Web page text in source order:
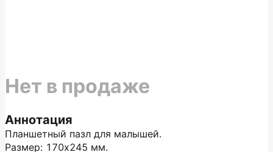
Аннотация
Планшетный пазл для малышей.
Размер: 170х245 мм.
Нет в продаже